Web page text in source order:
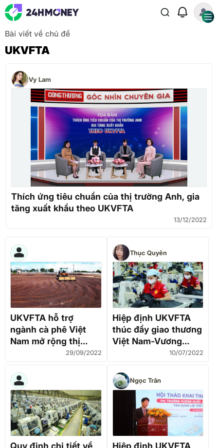
Bài viết về chủ đề
UKVFTA
Vy Lam
Thích ứng tiêu chuẩn của thị trường Anh, gia
tăng xuất khẩu theo UKVFTA
13/12/2022
UKVFTA hỗ trợ
ngành cà phê Việt
Nam mở rộng thị
29/09/2022
Thục Quyên
Hiệp định UKVFTA
thúc đẩy giao thương
Việt Nam-Vương
quốc Anh tăng nhanh
10/07/2022
Quy định chi tiết về
Ngọc Trân
Hiệp định UKVFTA